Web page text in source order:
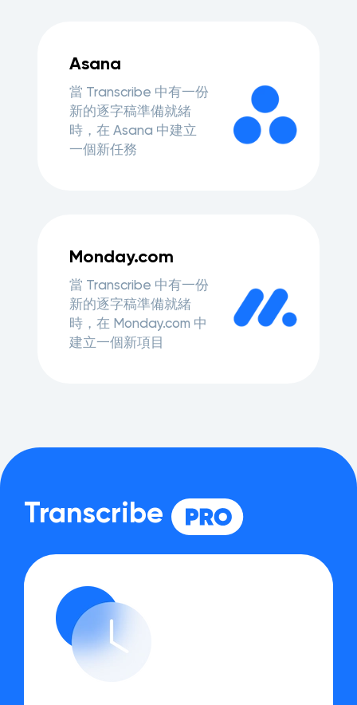
Asana
當 Transcribe 中有一份
新的逐字稿準備就緒
時，在 Asana 中建立
一個新任務
Monday.com
當 Transcribe 中有一份
新的逐字稿準備就緒
時，在 Monday.com 中
建立一個新項目
Transcribe